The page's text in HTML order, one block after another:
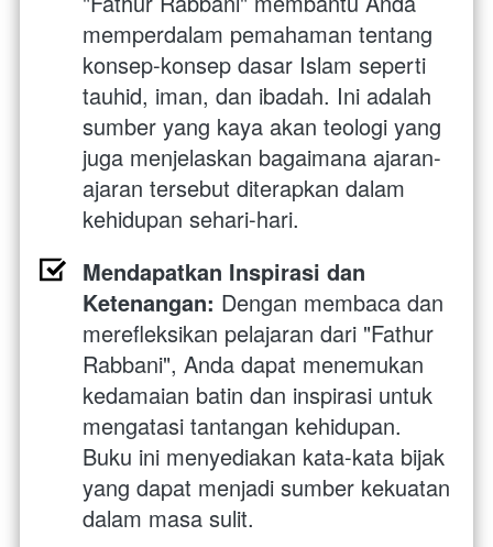
memperdalam pemahaman tentang
konsep-konsep dasar Islam seperti
tauhid, iman, dan ibadah. Ini adalah
sumber yang kaya akan teologi yang
juga menjelaskan bagaimana ajaran-
ajaran tersebut diterapkan dalam
kehidupan sehari-hari.
Mendapatkan Inspirasi dan
Ketenangan: Dengan membaca dan
merefleksikan pelajaran dari "Fathur
Rabbani", Anda dapat menemukan
kedamaian batin dan inspirasi untuk
mengatasi tantangan kehidupan.
Buku ini menyediakan kata-kata bijak
yang dapat menjadi sumber kekuatan
dalam masa sulit.